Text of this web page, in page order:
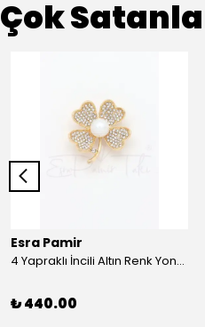
Çok
Esra Pamir
4 Yapraklı İncili Altın Renk Yonca Broş
₺ 440.00